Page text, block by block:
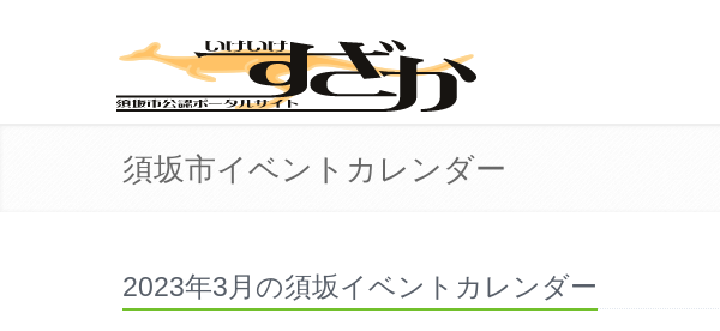
須坂市イベントカレンダー
2023年3月の須坂イベントカレンダー